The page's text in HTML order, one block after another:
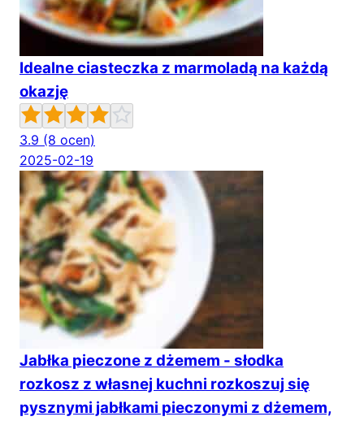
Idealne ciasteczka z marmoladą na każdą
okazję
3.9 (8 ocen)
2025-02-19
Jabłka pieczone z dżemem - słodka
rozkosz z własnej kuchni rozkoszuj się
pysznymi jabłkami pieczonymi z dżemem,